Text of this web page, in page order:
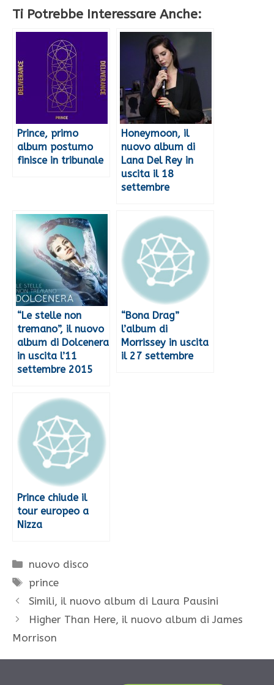
Ti Potrebbe Interessare Anche:
Prince, primo
album postumo
finisce in tribunale
Honeymoon, il
nuovo album di
Lana Del Rey in
uscita il 18
settembre
“Le stelle non
tremano”, il nuovo
album di Dolcenera
in uscita l’11
settembre 2015
“Bona Drag”
l’album di
Morrissey in uscita
il 27 settembre
Prince chiude il
tour europeo a
Nizza
Categorie
nuovo disco
Tag
prince
Simili, il nuovo album di Laura Pausini
Higher Than Here, il nuovo album di James
Morrison